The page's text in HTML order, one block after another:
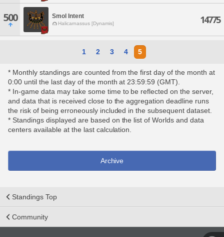
500 Smol Intent
Halicarnassus [Dynamis] 14775
1 2 3 4 5
* Monthly standings are counted from the first day of the month at
0:00 until the last day of the month at 23:59:59 (GMT).
* In-game data may take some time to be reflected on the server,
and data that is received close to the aggregation deadline runs
the risk of being erroneously included in the subsequent dataset.
* Standings displayed are based on the list of Worlds and data
centers available at the last calculation.
Archive
Standings Top
Community